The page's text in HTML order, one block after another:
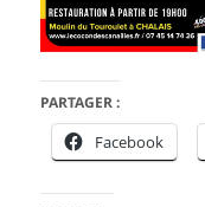
PARTAGER :
Facebook